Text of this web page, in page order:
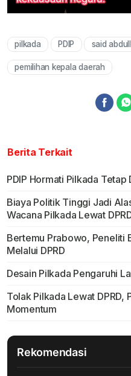
pilkada PDIP said
pemilihan kepala daerah
Berita Terkait
PDIP Hormati Pilkada
Biaya Politik Tinggi Jadi
Wacana Pilkada Lewat
Bertemu Prabowo, Peneliti
Melalui DPRD
Desain Pilkada Pengaruhi
Tolak Pilkada Lewat DPRD,
Momentum
Rekomendasi